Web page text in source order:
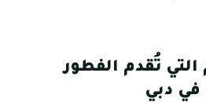
تُقدم الفطور
في دبي